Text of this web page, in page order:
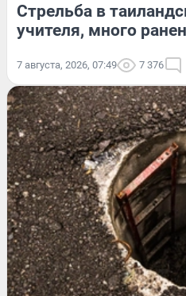
Стрельба в
учителя, много
7 августа, 2026, 07:49 7 376